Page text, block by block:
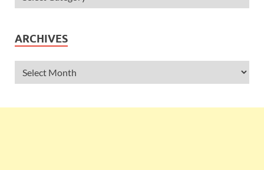
ARCHIVES